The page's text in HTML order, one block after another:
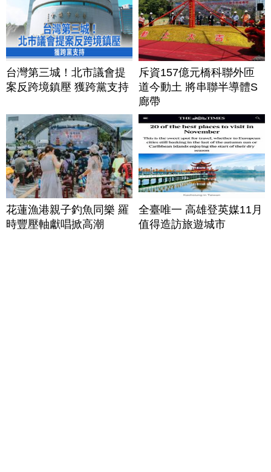
台灣第三城！北市議會提
案反跨境鎮壓 獲跨黨支持
斥資157億元橋科聯外匝
道今動土 將串聯半導體S
廊帶
花蓮漁港親子釣魚同樂 羅
時豐壓軸獻唱掀高潮
全臺唯一 高雄登英媒11月
值得造訪旅遊城市